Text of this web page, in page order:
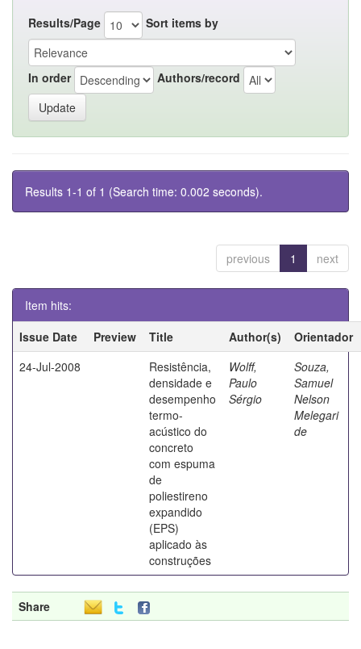
Results/Page Sort items by
In order Authors/record
Results 1-1 of 1 (Search time: 0.002 seconds).
previous 1 next
Item hits:
Issue Date
Preview Title Author(s)
Orientador
24-Jul-2008
Resistência,
densidade e
desempenho
termo-
acústico do
concreto
com espuma
de
poliestireno
expandido
(EPS)
aplicado às
construções
Wolff,
Paulo
Sérgio
Souza,
Samuel
Nelson
Melegari
de
Share